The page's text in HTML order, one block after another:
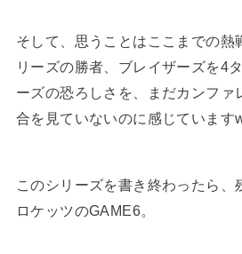
そして、思うことはここまでの熱
リーズの勝者、ブレイザーズを4
ーズの恐ろしさを、まだカンファ
合を見ていないのに感じています
このシリーズを書き終わったら、
ロケッツのGAME6。